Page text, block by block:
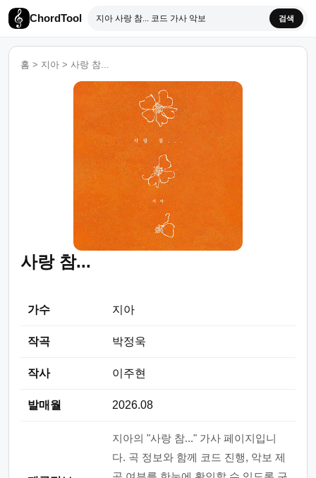
ChordTool 검색
홈 > 지아 > 사랑 참...
사랑 참...
가수 지아
작곡 박정욱
작사 이주현
발매월 2026.08
지아의 "사랑 참..." 가사 페이지입니
다. 곡 정보와 함께 코드 진행, 악보 제